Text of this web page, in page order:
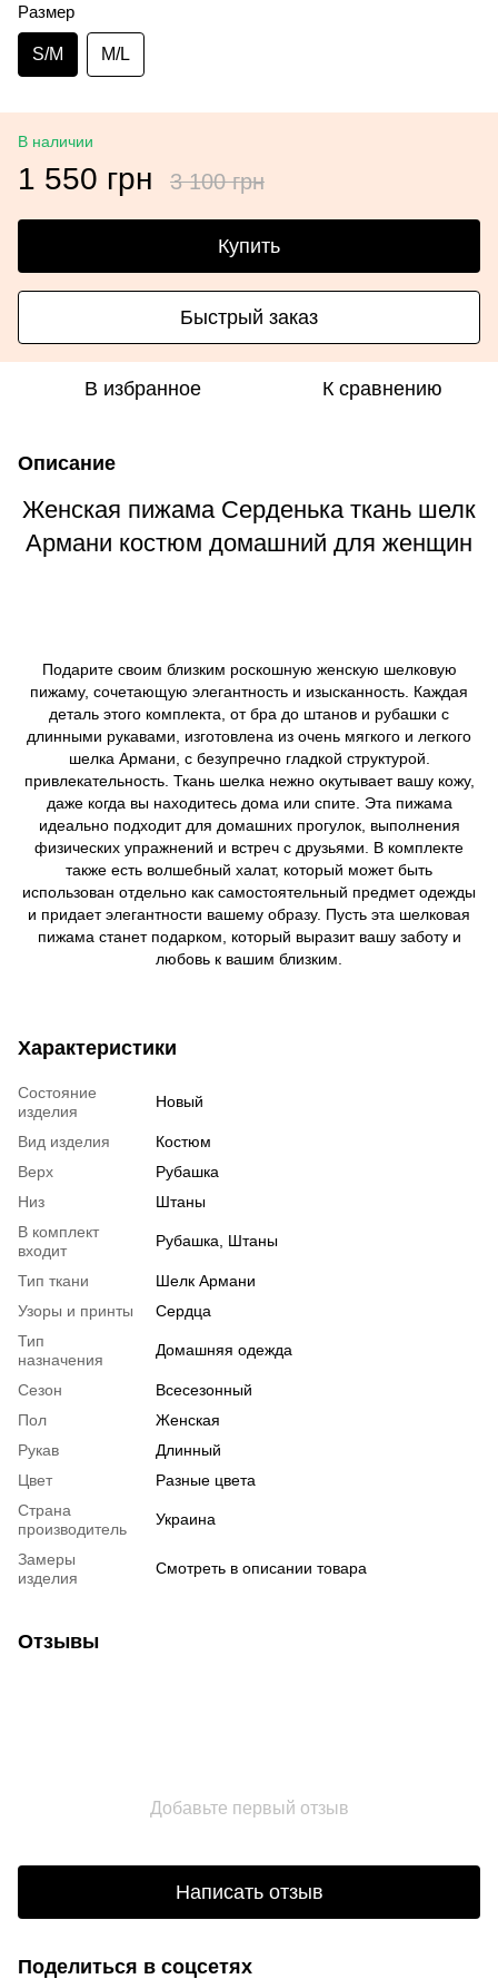
Размер
S/M M/L
В наличии
1 550 грн 3 100 грн
Купить
Быстрый заказ
В избранное К сравнению
Описание
Женская пижама Серденька ткань шелк
Армани костюм домашний для женщин
Подарите своим близким роскошную женскую шелковую
пижаму, сочетающую элегантность и изысканность. Каждая
деталь этого комплекта, от бра до штанов и рубашки с
длинными рукавами, изготовлена из очень мягкого и легкого
шелка Армани, с безупречно гладкой структурой.
привлекательность. Ткань шелка нежно окутывает вашу кожу,
даже когда вы находитесь дома или спите. Эта пижама
идеально подходит для домашних прогулок, выполнения
физических упражнений и встреч с друзьями. В комплекте
также есть волшебный халат, который может быть
использован отдельно как самостоятельный предмет одежды
и придает элегантности вашему образу. Пусть эта шелковая
пижама станет подарком, который выразит вашу заботу и
любовь к вашим близким.
Характеристики
Состояние
изделия
Новый
Вид изделия
Костюм
Верх
Рубашка
Низ
Штаны
В комплект
входит
Рубашка, Штаны
Тип ткани
Шелк Армани
Узоры и принты
Сердца
Тип
назначения
Домашняя одежда
Сезон
Всесезонный
Пол
Женская
Рукав
Длинный
Цвет
Разные цвета
Страна
производитель
Украина
Замеры
изделия
Смотреть в описании товара
Отзывы
Добавьте первый отзыв
Написать отзыв
Поделиться в соцсетях